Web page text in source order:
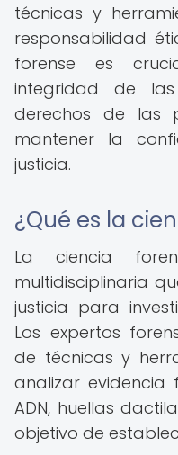
técnicas y
responsabilidad
forense es
integridad de
derechos de las
mantener la
justicia.
¿Qué es la
La ciencia
multidisciplinaria
justicia para
Los expertos
de técnicas y
analizar evidencia
ADN, huellas
objetivo de